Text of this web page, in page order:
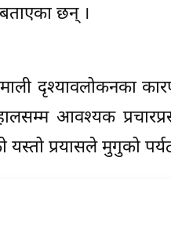
छन् ।
दृश्यावलोकनका
आवश्यक
प्रयासले मुगुको